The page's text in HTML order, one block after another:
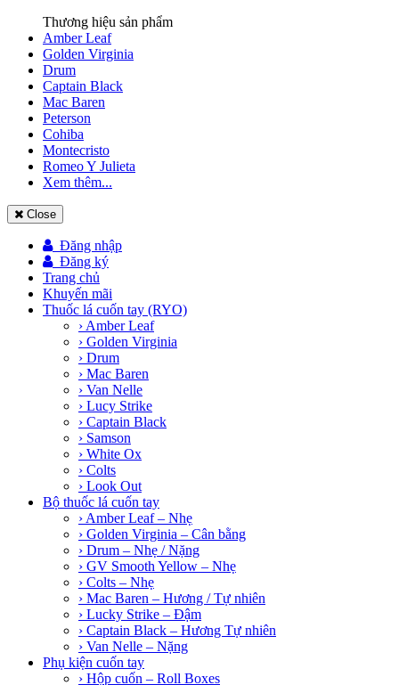
Thương hiệu sản phẩm
Amber Leaf
Golden Virginia
Drum
Captain Black
Mac Baren
Peterson
Cohiba
Montecristo
Romeo Y Julieta
Xem thêm...
Close
Đăng nhập
Đăng ký
Trang chủ
Khuyến mãi
Thuốc lá cuốn tay (RYO)
› Amber Leaf
› Golden Virginia
› Drum
› Mac Baren
› Van Nelle
› Lucy Strike
› Captain Black
› Samson
› White Ox
› Colts
› Look Out
Bộ thuốc lá cuốn tay
› Amber Leaf – Nhẹ
› Golden Virginia – Cân bằng
› Drum – Nhẹ / Nặng
› GV Smooth Yellow – Nhẹ
› Colts – Nhẹ
› Mac Baren – Hương / Tự nhiên
› Lucky Strike – Đậm
› Captain Black – Hương Tự nhiên
› Van Nelle – Nặng
Phụ kiện cuốn tay
› Hộp cuốn – Roll Boxes